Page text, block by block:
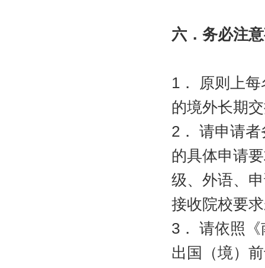
六．务必注
1 ． 原则上
的境外长期
2 ．
请申请
的具体申请
级、外语、
接收院校要
3 ．
请依照
出国（境）